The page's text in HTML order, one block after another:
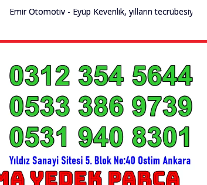
Emir Otomotiv - Eyüp Kevenlik, yılların tecrübesiyle